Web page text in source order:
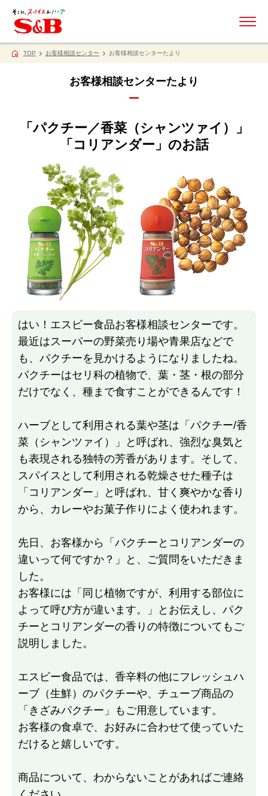
TOP お客様相談センター お客様相談センターたより
お客様相談センターたより
「パクチー／香菜（シャンツァイ）」
「コリアンダー」のお話
はい！エスビー食品お客様相談センターです。
最近はスーパーの野菜売り場や青果店などで
も、パクチーを見かけるようになりましたね。
パクチーはセリ科の植物で、葉・茎・根の部分
だけでなく、種まで食すことができるんです！
ハーブとして利用される葉や茎は「パクチー/香
菜（シャンツァイ）」と呼ばれ、強烈な臭気と
も表現される独特の芳香があります。そして、
スパイスとして利用される乾燥させた種子は
「コリアンダー」と呼ばれ、甘く爽やかな香り
から、カレーやお菓子作りによく使われます。
先日、お客様から「パクチーとコリアンダーの
違いって何ですか？」と、ご質問をいただきま
した。
お客様には「同じ植物ですが、利用する部位に
よって呼び方が違います。」とお伝えし、パク
チーとコリアンダーの香りの特徴についてもご
説明しました。
エスビー食品では、香辛料の他にフレッシュハ
ーブ（生鮮）のパクチーや、チューブ商品の
「きざみパクチー」もご用意しています。
お客様の食卓で、お好みに合わせて使っていた
だけると嬉しいです。
商品について、わからないことがあればご連絡